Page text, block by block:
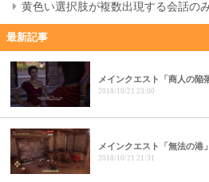
黄色い選択肢が複数出現する会話の
最新記事
メインクエスト「商人の陥
2018/10/21 23:00
メインクエスト「無法の港
2018/10/21 21:31